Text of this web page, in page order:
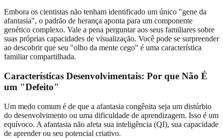
Embora os cientistas não tenham identificado um único "gene da
afantasia", o padrão de herança aponta para um componente
genético complexo. Vale a pena perguntar aos seus familiares sobre
suas próprias capacidades de visualização. Você pode se surpreender
ao descobrir que seu "olho da mente cego" é uma característica
familiar compartilhada.
Características Desenvolvimentais: Por que Não É
um "Defeito"
Um medo comum é de que a afantasia congênita seja um distúrbio
do desenvolvimento ou uma dificuldade de aprendizagem. Isso é um
equívoco. A afantasia não afeta sua inteligência (QI), sua capacidade
de aprender ou seu potencial criativo.